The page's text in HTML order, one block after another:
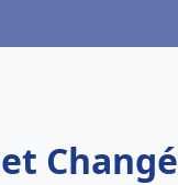
Changé